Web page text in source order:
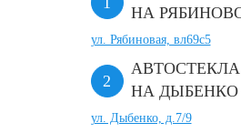
НА
ул. Рябиновая, вл69с5
АВТОСТЕКЛА
НА ДЫБЕНКО
ул. Дыбенко, д.7/9